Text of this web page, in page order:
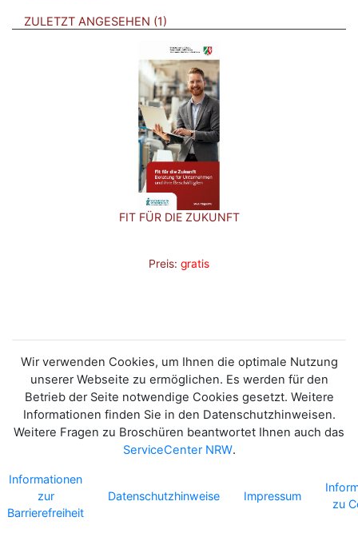
ZULETZT ANGESEHEN 1 BROSCHÜREN
FIT FÜR DIE ZUKUNFT
Preis: gratis
Wir verwenden Cookies, um Ihnen die optimale Nutzung
unserer Webseite zu ermöglichen. Es werden für den
Betrieb der Seite notwendige Cookies gesetzt. Weitere
Informationen finden Sie in den Datenschutzhinweisen.
Weitere Fragen zu Broschüren beantwortet Ihnen auch das
ServiceCenter NRW.
Informationen
zur
Barrierefreiheit
Datenschutzhinweise Impressum
zu